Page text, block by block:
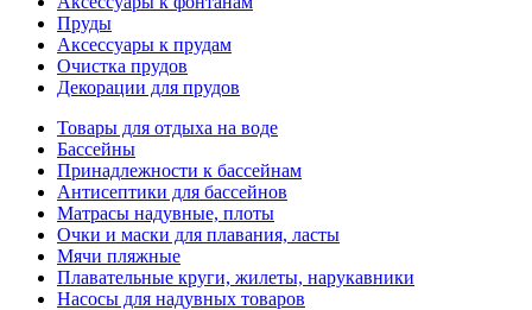
Пруды
Аксессуары к прудам
Очистка прудов
Декорации для прудов
Товары для отдыха на воде
Бассейны
Принадлежности к бассейнам
Антисептики для бассейнов
Матраcы надувные, плоты
Очки и маски для плавания, ласты
Мячи пляжные
Плавательные круги, жилеты, нарукавники
Насосы для надувных товаров